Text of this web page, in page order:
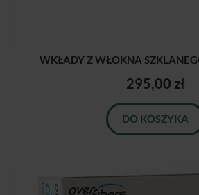
WKŁADY Z WŁOKNA
295,00 zł
DO KOSZYKA